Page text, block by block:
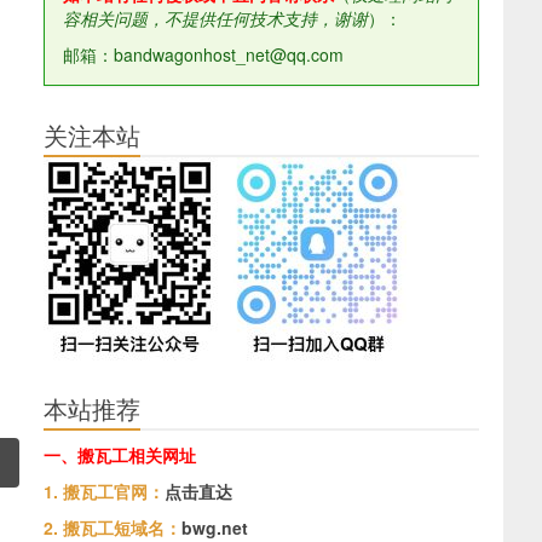
容相关问题，不提供任何技术支持，谢谢）：
邮箱：bandwagonhost_net@qq.com
关注本站
本站推荐
一、搬瓦工相关网址
1. 搬瓦工官网： 点击直达
2. 搬瓦工短域名： bwg.net